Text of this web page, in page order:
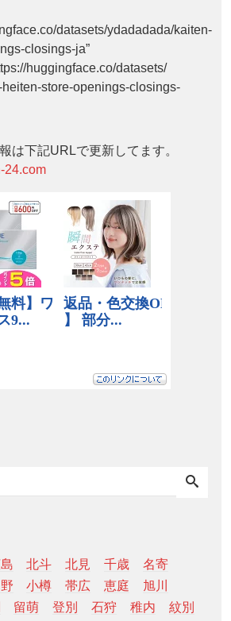
datasets/ydadadada/kaiten-
closings-ja”
huggingface.co/datasets/
store-openings-closings-
は下記URLで更新してます。
24.com
北斗 北見 千歳
名寄
小樽 帯広 恵庭
旭川
留萌 登別 石狩 稚内
紋別